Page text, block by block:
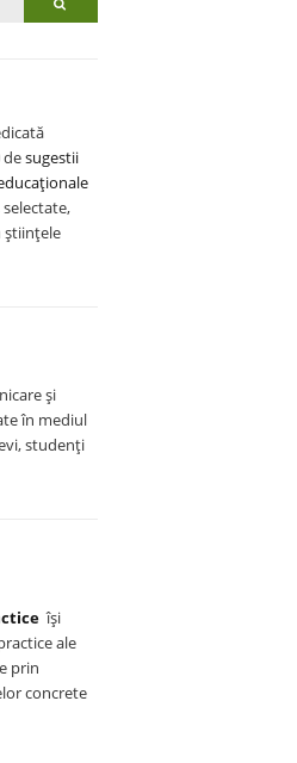
desugestii
științele
și
în mediul
studenți
îşi
ale
prin
concrete